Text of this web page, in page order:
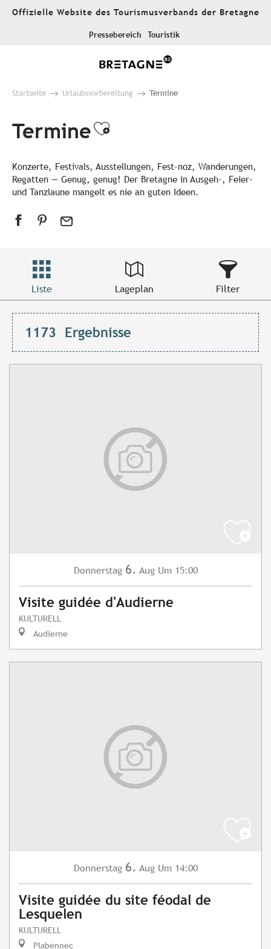
AllerOffizielle Website des Tourismusverbands der Bretagne
Pressebereich Touristik
Startseite Urlaubsvorbereitung Termine
TermineAjouter aux
Konzerte, Festivals, Ausstellungen, Fest-noz, Wanderungen,
Regatten — Genug, genug! Der Bretagne in Ausgeh-, Feier-
und Tanzlaune mangelt es nie an guten Ideen.
Liste Lageplan Filter
1173 Ergebnisse
Donnerstag 6. Aug Um 15:00
Visite guidée d'Audierne
KULTURELL
Audierne
Donnerstag 6. Aug Um 14:00
Visite guidée du site féodal de
Lesquelen
KULTURELL
Plabennec